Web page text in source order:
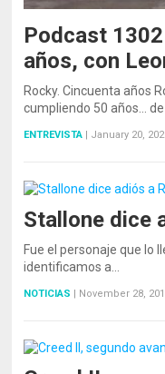
Podcast
años, con
Rocky. Cincuenta años
cumpliendo 50 años…
ENTREVISTA January 20,
Stallone dice
Fue el personaje que lo
identificamos a…
NOTICIAS November 28,